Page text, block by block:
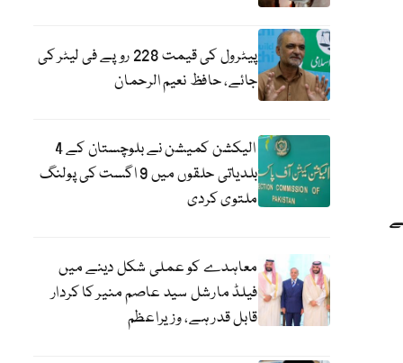
پیٹرول کی قیمت 228 روپے فی لیٹر کی
جائے، حافظ نعیم الرحمان
الیکشن کمیشن نے بلوچستان کے 4
بلدیاتی حلقوں میں 9 اگست کی پولنگ
ملتوی کردی
معاہدے کو عملی شکل دینے میں
فیلڈ مارشل سید عاصم منیر کا کردار
قابل قدر ہے، وزیراعظم